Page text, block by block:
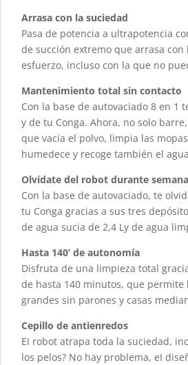
Arrasa con la suciedad
Pasa de potencia a ultrapotencia
de succión extremo que arrasa con
esfuerzo, incluso con la que no
Mantenimiento total sin contacto
Con la base de autovaciado 8 en 1
y de tu Conga. Ahora, no solo
que vacía el polvo, limpia las
humedece y recoge también el
Olvídate del robot durante
Con la base de autovaciado, te
tu Conga gracias a sus tres
de agua sucia de 2,4 Ly de agua
Hasta 140’ de autonomía
Disfruta de una limpieza total
de hasta 140 minutos, que permite
grandes sin parones y casas
Cepillo de antienredos
EI robot atrapa toda la suciedad,
los pelos? No hay problema, eI